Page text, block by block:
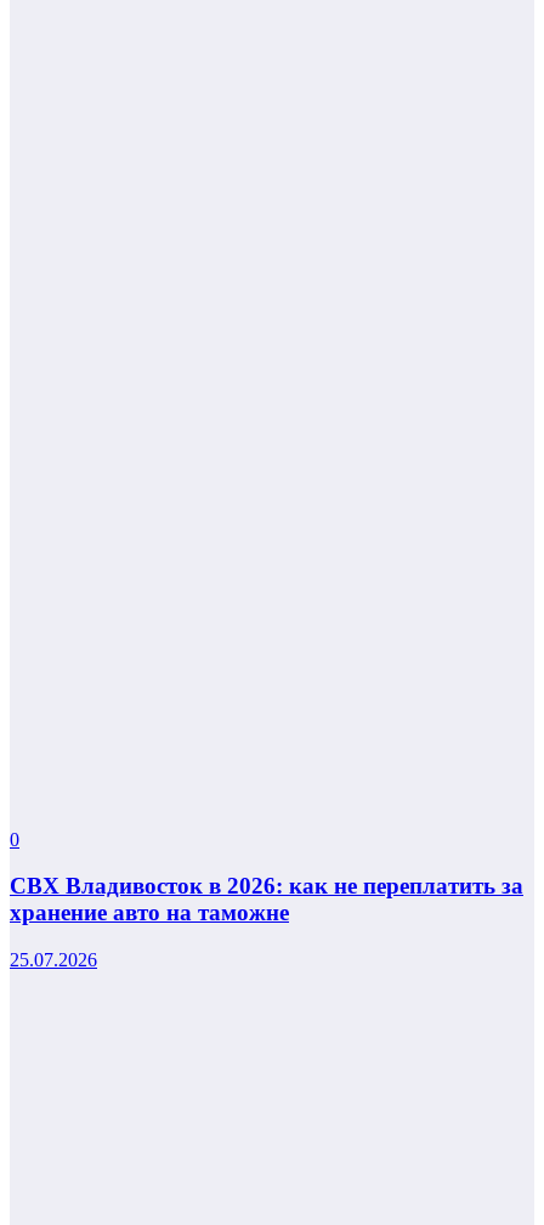
0
СВХ Владивосток в 2026: как не переплатить за
хранение авто на таможне
25.07.2026